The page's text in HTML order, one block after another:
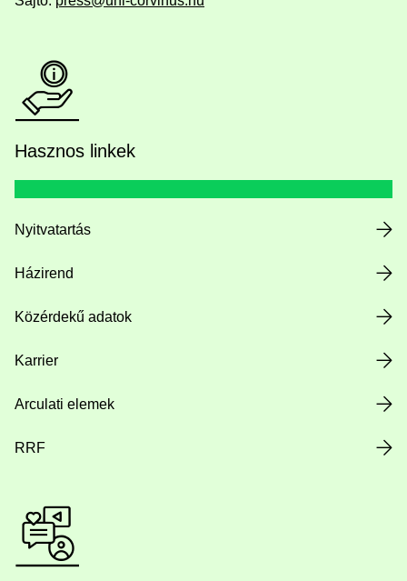
Hasznos linkek
Nyitvatartás
Házirend
Közérdekű adatok
Karrier
Arculati elemek
RRF